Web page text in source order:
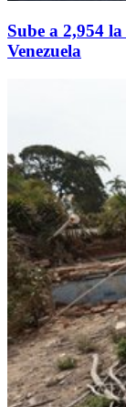
Sube a 2,954
Venezuela